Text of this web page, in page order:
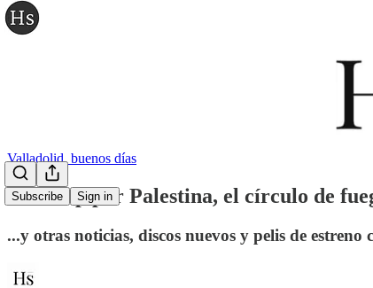
Subscribe Sign in
Valladolid, buenos días
Kneecap por Palestina, el círculo de
...y otras noticias, discos nuevos y pelis de estreno